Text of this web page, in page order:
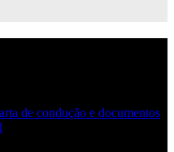
de condução e documentos